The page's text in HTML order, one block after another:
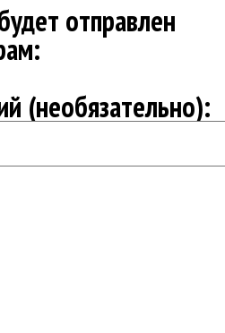
отправлен
(необязательно):